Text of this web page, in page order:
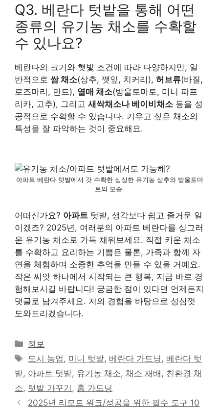
Q3. 베란다 텃밭을 통해 어떤
종류의 유기농 채소를 수확할
수 있나요?
베란다의 크기와 햇빛 조건에 따라 다양하지만, 일
반적으로 쌈 채소(상추, 깻잎, 치커리), 허브류(바질,
로즈마리, 민트), 열매 채소(방울토마토, 미니 파프
리카, 고추), 그리고 새싹채소나 베이비채소 등을 성
공적으로 수확할 수 있습니다. 키우고 싶은 채소의
특성을 잘 파악하는 것이 중요해요.
아파트 베란다 텃밭에서 갓 수확한 싱싱한 유기농 상추와 방울토마
토의 모습.
어떠신가요? 아파트 텃밭, 생각보다 쉽고 즐거운 일
이겠죠? 2025년, 여러분의 아파트 베란다를 싱그러
운 유기농 채소로 가득 채워보세요. 직접 키운 채소
를 수확하고 요리하는 기쁨은 물론, 가족과 함께 자
연을 체험하며 소중한 추억을 만들 수 있을 거예요.
작은 씨앗 하나에서 시작되는 큰 행복, 지금 바로 경
험해보시길 바랍니다! 궁금한 점이 있다면 언제든지
댓글로 남겨주세요. 저의 경험을 바탕으로 성심껏
도와드리겠습니다.
카
테
리
정보
태
그
도시 농업, 미니 텃밭, 베란다 가드닝, 베란다 텃
밭, 아파트 텃밭, 유기농 채소, 채소 재배 , 친환경 채
소, 텃밭 가꾸기 , 홈 가드닝
2025년 리모트 워크/성공을 위한 필수 도구 10